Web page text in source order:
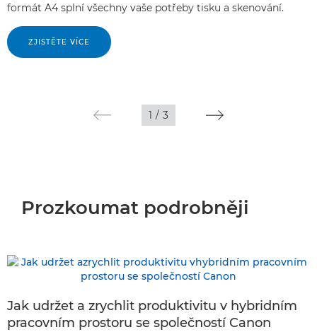
formát A4 splní všechny vaše potřeby tisku a skenování.
ZJISTĚTE VÍCE
1 / 3
Prozkoumat podrobněji
Jak udržet a zrychlit produktivitu v hybridním
pracovním prostoru se společností Canon